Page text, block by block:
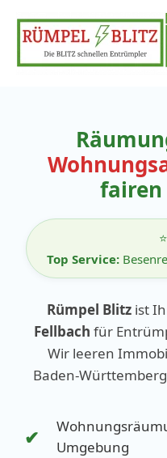
Inhalt
springen
fairen
Top Service:
Rümpel Blitz ist
Fellbach für
Wir leeren
Baden-
✔
Umgebung